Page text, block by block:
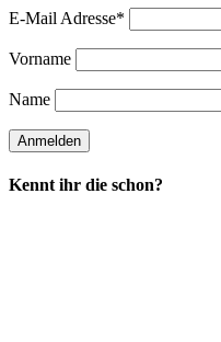
E-Mail Adresse*
Vorname
Name
Kennt ihr die schon?